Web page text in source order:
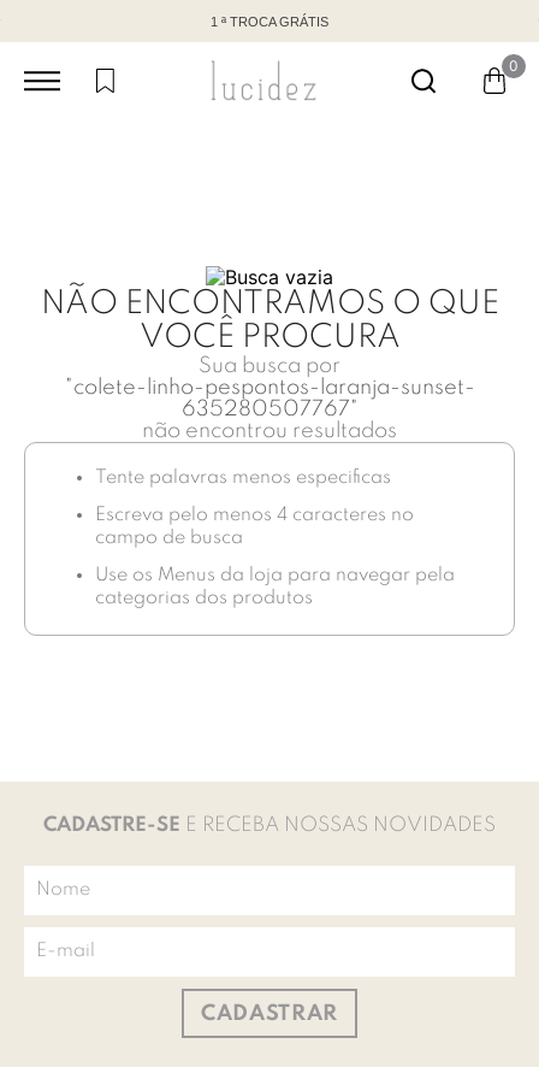
1 ª TROCA GRÁTIS
0
NÃO ENCONTRAMOS O QUE
VOCÊ PROCURA
Sua busca por
"colete-linho-pespontos-laranja-sunset-
635280507767"
não encontrou resultados
Tente palavras menos especificas
Escreva pelo menos 4 caracteres no
campo de busca
Use os Menus da loja para navegar pela
categorias dos produtos
CADASTRE-SE E RECEBA NOSSAS NOVIDADES
CADASTRAR